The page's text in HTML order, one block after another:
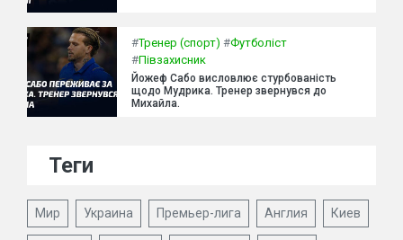
#Тренер (спорт) #Футболіст
#Півзахисник
Йожеф Сабо висловлює стурбованість
щодо Мудрика. Тренер звернувся до
Михайла.
Теги
Мир Украина Премьер-лига Англия Киев